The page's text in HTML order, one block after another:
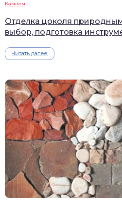
Камнем
Отделка цоколя
выбор, подготовка
Читать далее